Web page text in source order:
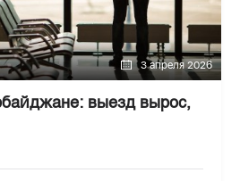
3 апреля 2026
выезд вырос,